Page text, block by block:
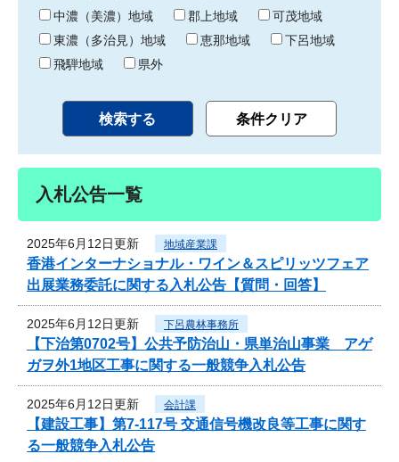
中濃（美濃）地域
郡上地域
可茂地域
東濃（多治見）地域
恵那地域
下呂地域
飛騨地域
県外
入札公告一覧
2025年6月12日更新 地域産業課
香港インターナショナル・ワイン＆スピリッツフェア
出展業務委託に関する入札公告【質問・回答】
2025年6月12日更新 下呂農林事務所
【下治第0702号】公共予防治山・県単治山事業 アゲ
ガヲ外1地区工事に関する一般競争入札公告
2025年6月12日更新 会計課
【建設工事】第7-117号 交通信号機改良等工事に関す
る一般競争入札公告